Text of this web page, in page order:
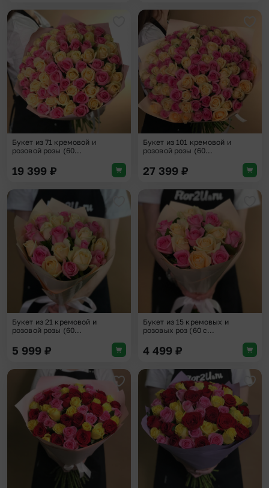
Добавить в избранное
Букет из 71 кремовой и
розовой розы (60...
19 399 ₽
Букет из 101 кремовой и
розовой розы (60...
27 399 ₽
Добавить в избранное
Букет из 21 кремовой и
розовой розы (60...
5 999 ₽
Букет из 15 кремовых и
розовых роз (60 с...
4 499 ₽
Добавить в избранное